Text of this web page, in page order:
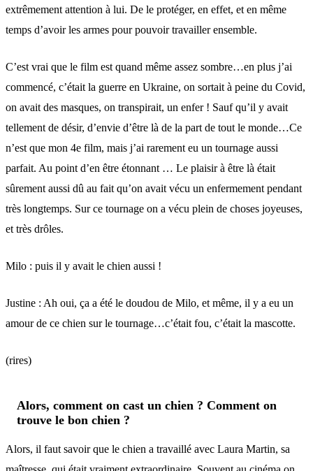
extrêmement attention à lui. De le protéger, en effet, et en même
temps d’avoir les armes pour pouvoir travailler ensemble.
C’est vrai que le film est quand même assez sombre…en plus j’ai
commencé, c’était la guerre en Ukraine, on sortait à peine du Covid,
on avait des masques, on transpirait, un enfer ! Sauf qu’il y avait
tellement de désir, d’envie d’être là de la part de tout le monde…Ce
n’est que mon 4e film, mais j’ai rarement eu un tournage aussi
parfait. Au point d’en être étonnant … Le plaisir à être là était
sûrement aussi dû au fait qu’on avait vécu un enfermement pendant
très longtemps. Sur ce tournage on a vécu plein de choses joyeuses,
et très drôles.
Milo : puis il y avait le chien aussi !
Justine : Ah oui, ça a été le doudou de Milo, et même, il y a eu un
amour de ce chien sur le tournage…c’était fou, c’était la mascotte.
(rires)
Alors, comment on cast un chien ? Comment on
trouve le bon chien ?
Alors, il faut savoir que le chien a travaillé avec Laura Martin, sa